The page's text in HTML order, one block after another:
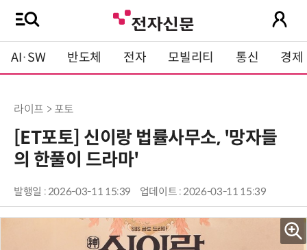
AI·SW 반도체 전자 모빌리티 통신 경제
라이프 > 포토
[ET포토] 신이랑 법률사무소, '망자들
의 한풀이 드라마'
발행일 : 2026-03-11 15:39 업데이트 : 2026-03-11 15:39